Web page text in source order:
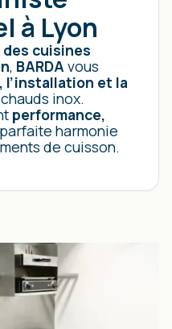
à Lyon
cuisines
, BARDA vous
l’installation et la
inox.
performance,
harmonie
de cuisson.